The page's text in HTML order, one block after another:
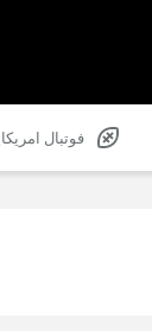
فوتبال